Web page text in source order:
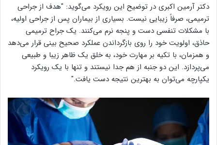
دکتر آرمین اکبری در توضیح این رویکرد می‌گوید: "هدف از جراحی
ترمیمی، صرفاً زیبایی نیست. بسیاری از بیماران پس از جراحی اولیه،
با مشکلات تنفسی دست و پنجه نرم می‌کنند. یک جراح ترمیمی
حاذق، اولویت خود را روی بازگرداندن عملکرد صحیح بینی قرار می‌دهد
و همزمان، با تکیه بر مهارت خود، به خلق یک ظاهر زیبا و طبیعی
می‌پردازد. این دو جنبه از هم جدا نیستند و تنها با یک رویکرد
یکپارچه می‌توان به بهترین نتیجه دست یافت."